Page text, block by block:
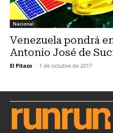
Nacional
Venezuela pondrá
Antonio José de
El Pitazo - 1 de octubre de 2017